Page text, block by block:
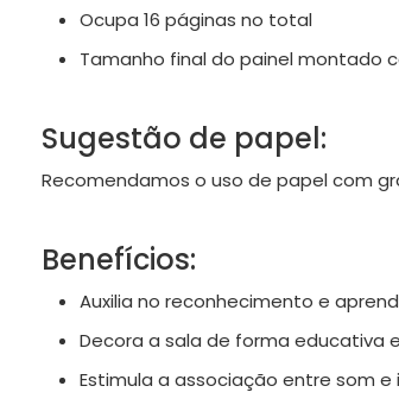
Ocupa 16 páginas no total
Tamanho final do painel montado
Sugestão de papel:
Recomendamos o uso de papel com
Benefícios:
Auxilia no reconhecimento e
Decora a sala de forma educativa
Estimula a associação entre som e